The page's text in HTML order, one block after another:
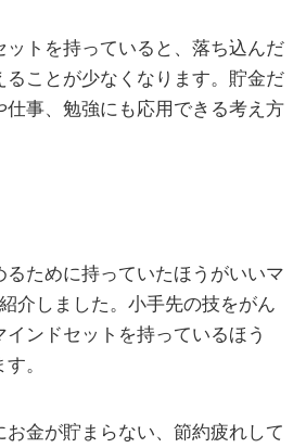
ットを持っていると、落ち込んだ
ることが少なくなります。貯金だ
仕事、勉強にも応用できる考え方
るために持っていたほうがいいマ
介しました。小手先の技をがん
ンドセットを持っているほう
。
お金が貯まらない、節約疲れして